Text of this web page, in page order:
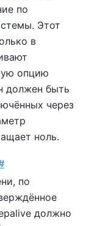
по
Этот
в
опцию
должен быть
через
ноль.
по
должно